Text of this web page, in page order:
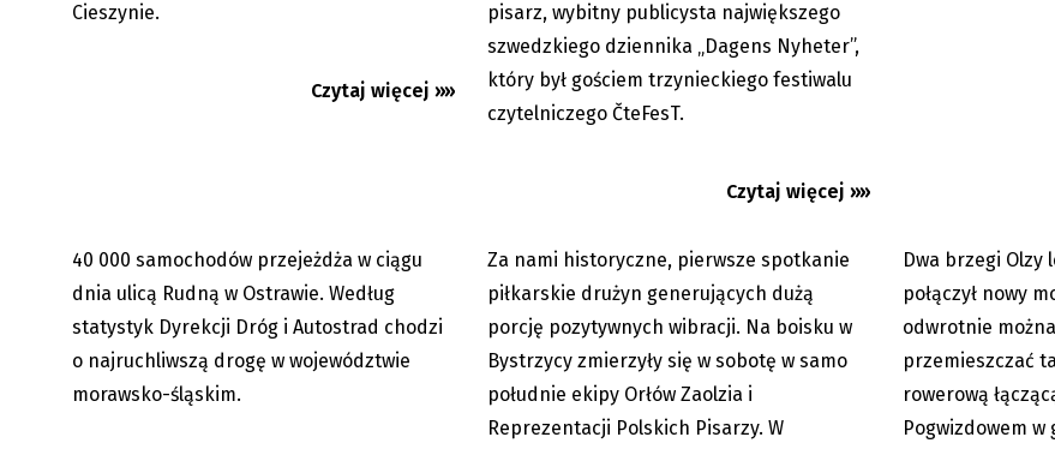
Cieszynie.
Czytaj więcej »»
pisarz, wybitny publicysta największego
szwedzkiego dziennika „Dagens Nyheter”,
który był gościem trzynieckiego festiwalu
czytelniczego ČteFesT.
Czytaj więcej »»
08.06.2026
Ostrawa: Ulica Rudna spędza sen z
40 000 samochodów przejeżdża w ciągu
dnia ulicą Rudną w Ostrawie. Według
statystyk Dyrekcji Dróg i Autostrad chodzi
o najruchliwszą drogę w województwie
morawsko-śląskim.
07.06.2026
Futbol z literackim pazurem.
Historyczny mecz Orłów Zaolzia...
Za nami historyczne, pierwsze spotkanie
piłkarskie drużyn generujących dużą
porcję pozytywnych wibracji. Na boisku w
Bystrzycy zmierzyły się w sobotę w samo
południe ekipy Orłów Zaolzia i
Reprezentacji Polskich Pisarzy. W
Karwina: Nowy
Polski
Dwa brzegi Olzy
połączył nowy
odwrotnie
przemieszczać
rowerową
Pogwizdowem w